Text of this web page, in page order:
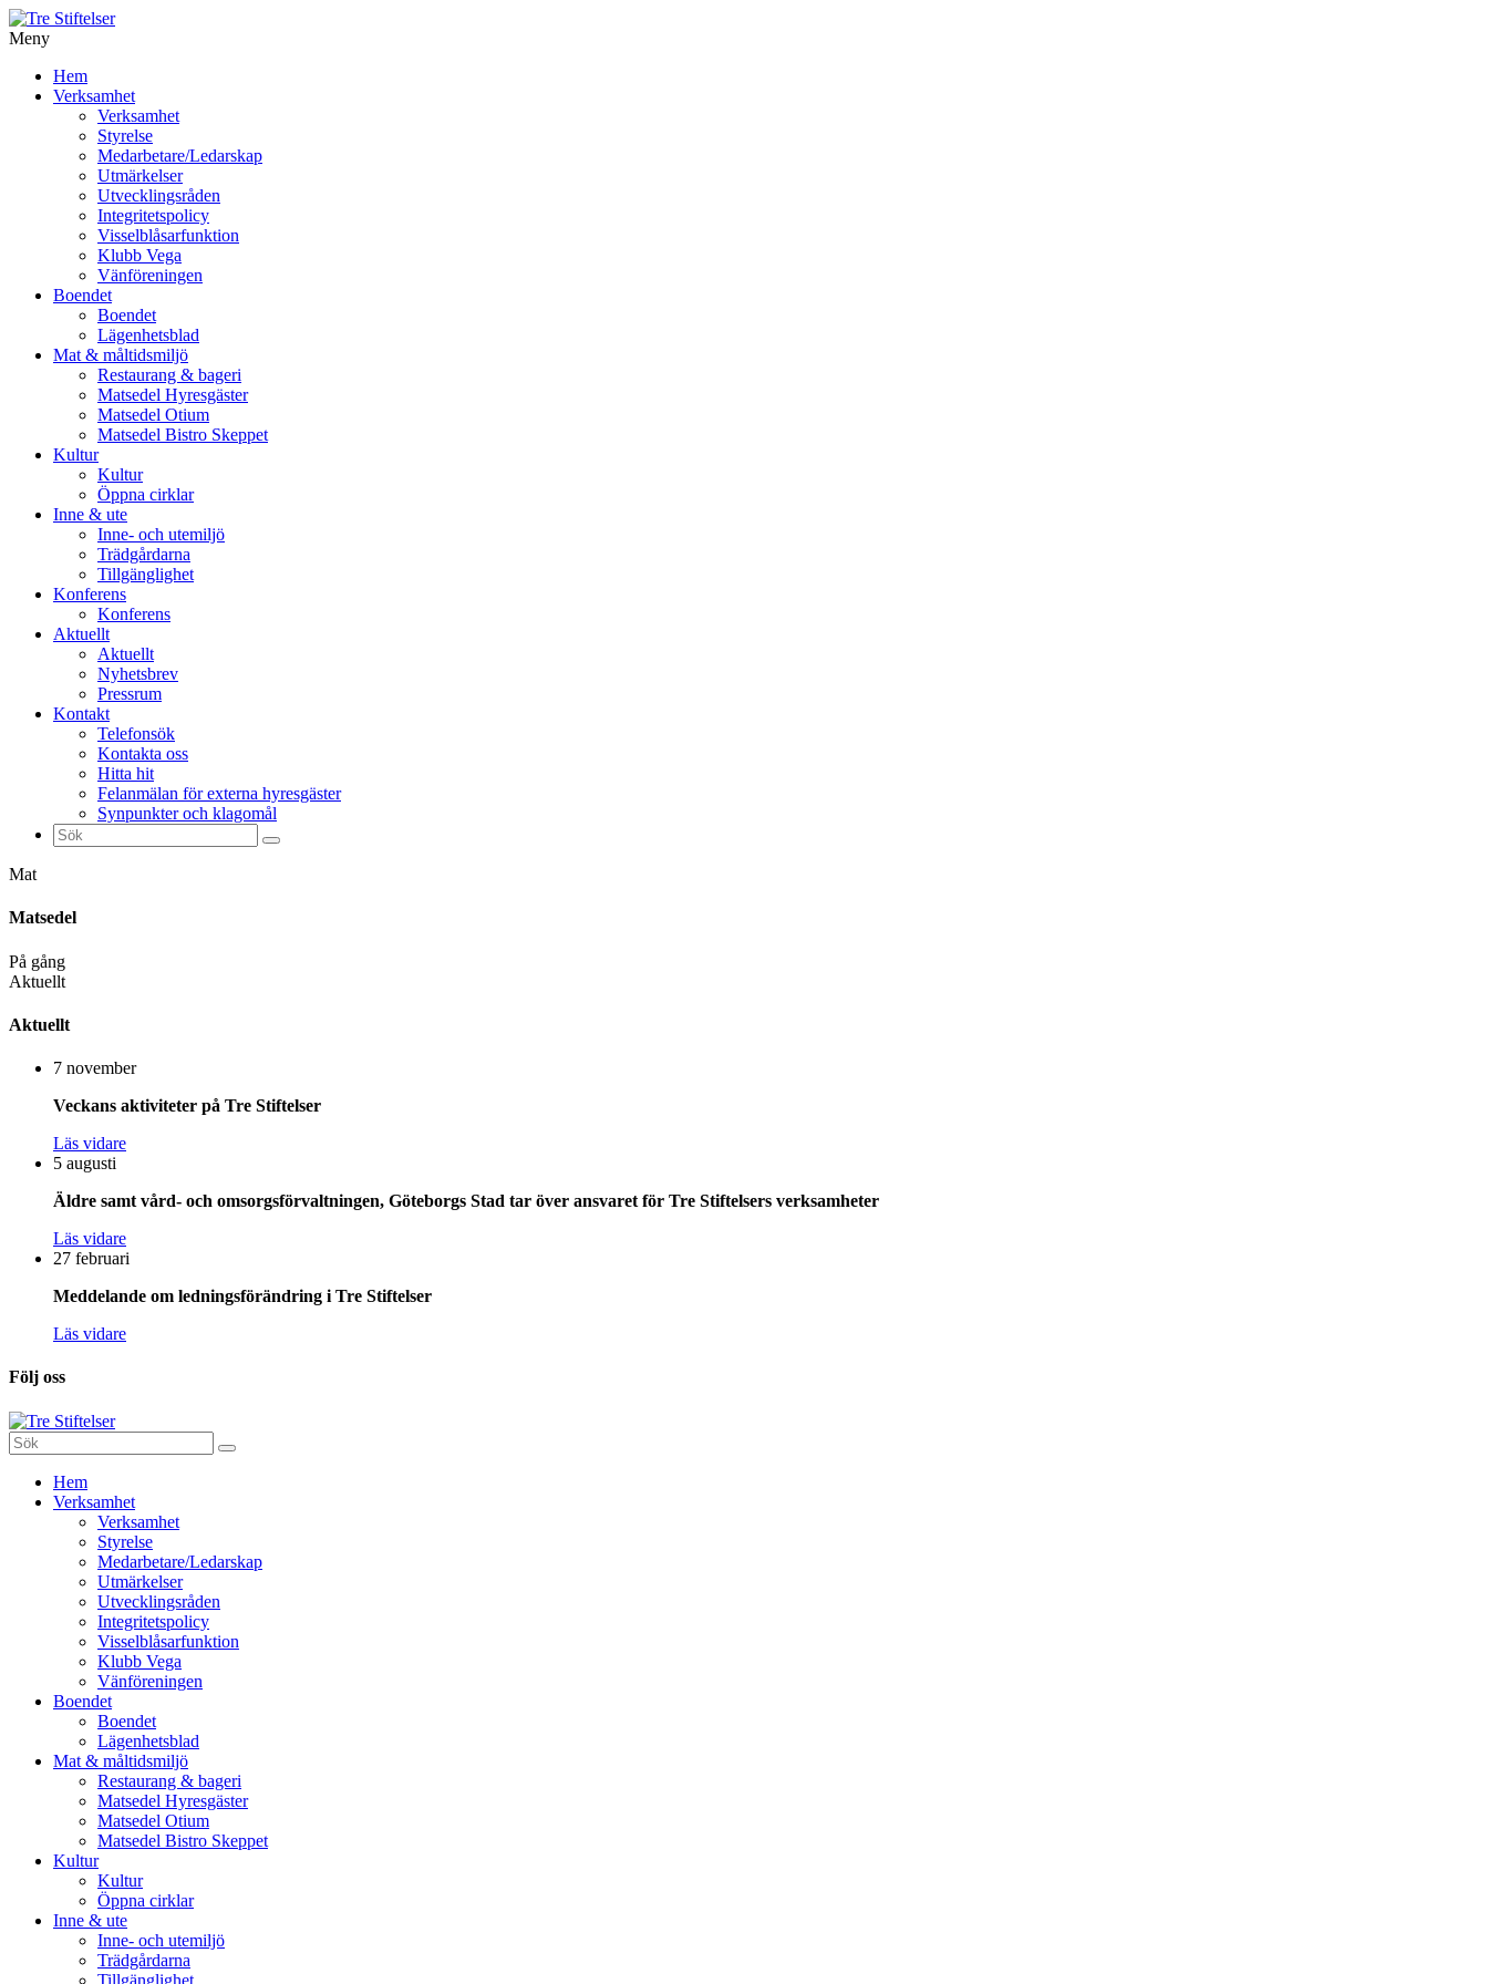
Meny
vidare
Hem
Verksamhet
Verksamhet
Styrelse
Medarbetare/Ledarskap
Utmärkelser
Utvecklingsråden
Integritetspolicy
Visselblåsarfunktion
Klubb Vega
Vänföreningen
Boendet
Boendet
Lägenhetsblad
Mat & måltidsmiljö
Restaurang & bageri
Matsedel Hyresgäster
Matsedel Otium
Matsedel Bistro Skeppet
Kultur
Kultur
Öppna cirklar
Inne & ute
Inne- och utemiljö
Trädgårdarna
Tillgänglighet
Konferens
Konferens
Aktuellt
Aktuellt
Nyhetsbrev
Pressrum
Kontakt
Telefonsök
Kontakta oss
Hitta hit
Felanmälan för externa hyresgäster
Synpunkter och klagomål
Sök
efter:
Mat
Matsedel
På gång
Aktuellt
Aktuellt
7 november
Veckans aktiviteter på Tre Stiftelser
Läs vidare
5 augusti
Äldre samt vård- och omsorgsförvaltningen, Göteborgs Stad tar över ansvaret för Tre Stiftelsers verksamheter
Läs vidare
27 februari
Meddelande om ledningsförändring i Tre Stiftelser
Läs vidare
Följ oss
Sök
efter:
vidare
Hem
Verksamhet
Verksamhet
Styrelse
Medarbetare/Ledarskap
Utmärkelser
Utvecklingsråden
Integritetspolicy
Visselblåsarfunktion
Klubb Vega
Vänföreningen
Boendet
Boendet
Lägenhetsblad
Mat & måltidsmiljö
Restaurang & bageri
Matsedel Hyresgäster
Matsedel Otium
Matsedel Bistro Skeppet
Kultur
Kultur
Öppna cirklar
Inne & ute
Inne- och utemiljö
Trädgårdarna
Tillgänglighet